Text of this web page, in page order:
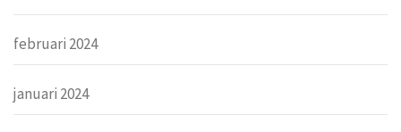
februari 2024
januari 2024